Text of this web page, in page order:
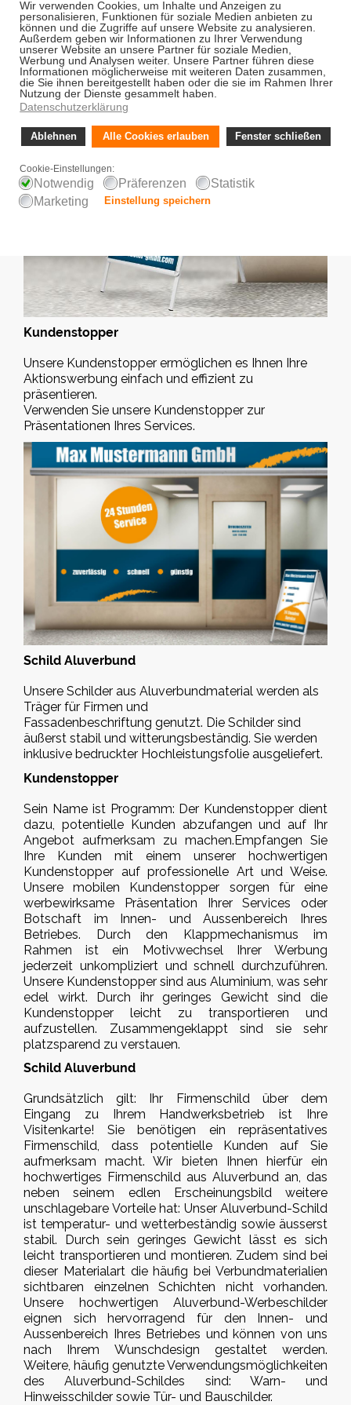
Jetzt gestalten!
Kundenstopper
Unsere Kundenstopper ermöglichen es Ihnen Ihre
Aktionswerbung einfach und effizient zu
präsentieren.
Verwenden Sie unsere Kundenstopper zur
Präsentationen Ihres Services.
Schild Aluverbund
Unsere Schilder aus Aluverbundmaterial werden als
Träger für Firmen und
Fassadenbeschriftung genutzt. Die Schilder sind
äußerst stabil und witterungsbeständig. Sie werden
inklusive bedruckter Hochleistungsfolie ausgeliefert.
Kundenstopper
Sein Name ist Programm: Der Kundenstopper dient
dazu, potentielle Kunden abzufangen und auf Ihr
Angebot aufmerksam zu machen.Empfangen Sie
Ihre Kunden mit einem unserer hochwertigen
Kundenstopper auf professionelle Art und Weise.
Unsere mobilen Kundenstopper sorgen für eine
werbewirksame Präsentation Ihrer Services oder
Botschaft im Innen- und Aussenbereich Ihres
Betriebes. Durch den Klappmechanismus im
Rahmen ist ein Motivwechsel Ihrer Werbung
jederzeit unkompliziert und schnell durchzuführen.
Unsere Kundenstopper sind aus Aluminium, was sehr
edel wirkt. Durch ihr geringes Gewicht sind die
Kundenstopper leicht zu transportieren und
aufzustellen. Zusammengeklappt sind sie sehr
platzsparend zu verstauen.
Schild Aluverbund
Grundsätzlich gilt: Ihr Firmenschild über dem
Eingang zu Ihrem Handwerksbetrieb ist Ihre
Visitenkarte! Sie benötigen ein repräsentatives
Firmenschild, dass potentielle Kunden auf Sie
aufmerksam macht. Wir bieten Ihnen hierfür ein
hochwertiges Firmenschild aus Aluverbund an, das
neben seinem edlen Erscheinungsbild weitere
unschlagebare Vorteile hat: Unser Aluverbund-Schild
ist temperatur- und wetterbeständig sowie äusserst
stabil. Durch sein geringes Gewicht lässt es sich
leicht transportieren und montieren. Zudem sind bei
dieser Materialart die häufig bei Verbundmaterialien
sichtbaren einzelnen Schichten nicht vorhanden.
Unsere hochwertigen Aluverbund-Werbeschilder
eignen sich hervorragend für den Innen- und
Aussenbereich Ihres Betriebes und können von uns
nach Ihrem Wunschdesign gestaltet werden.
Weitere, häufig genutzte Verwendungsmöglichkeiten
des Aluverbund-Schildes sind: Warn- und
Hinweisschilder sowie Tür- und Bauschilder.